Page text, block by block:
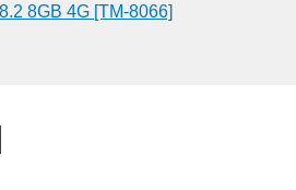
8GB 4G [TM-8066]